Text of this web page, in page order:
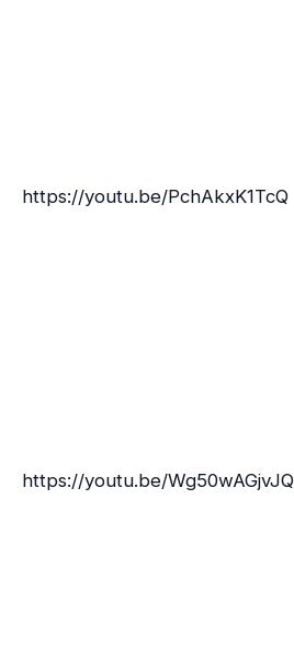
https://youtu.be/PchAkxK1TcQ
https://youtu.be/Wg50wAGjvJQ